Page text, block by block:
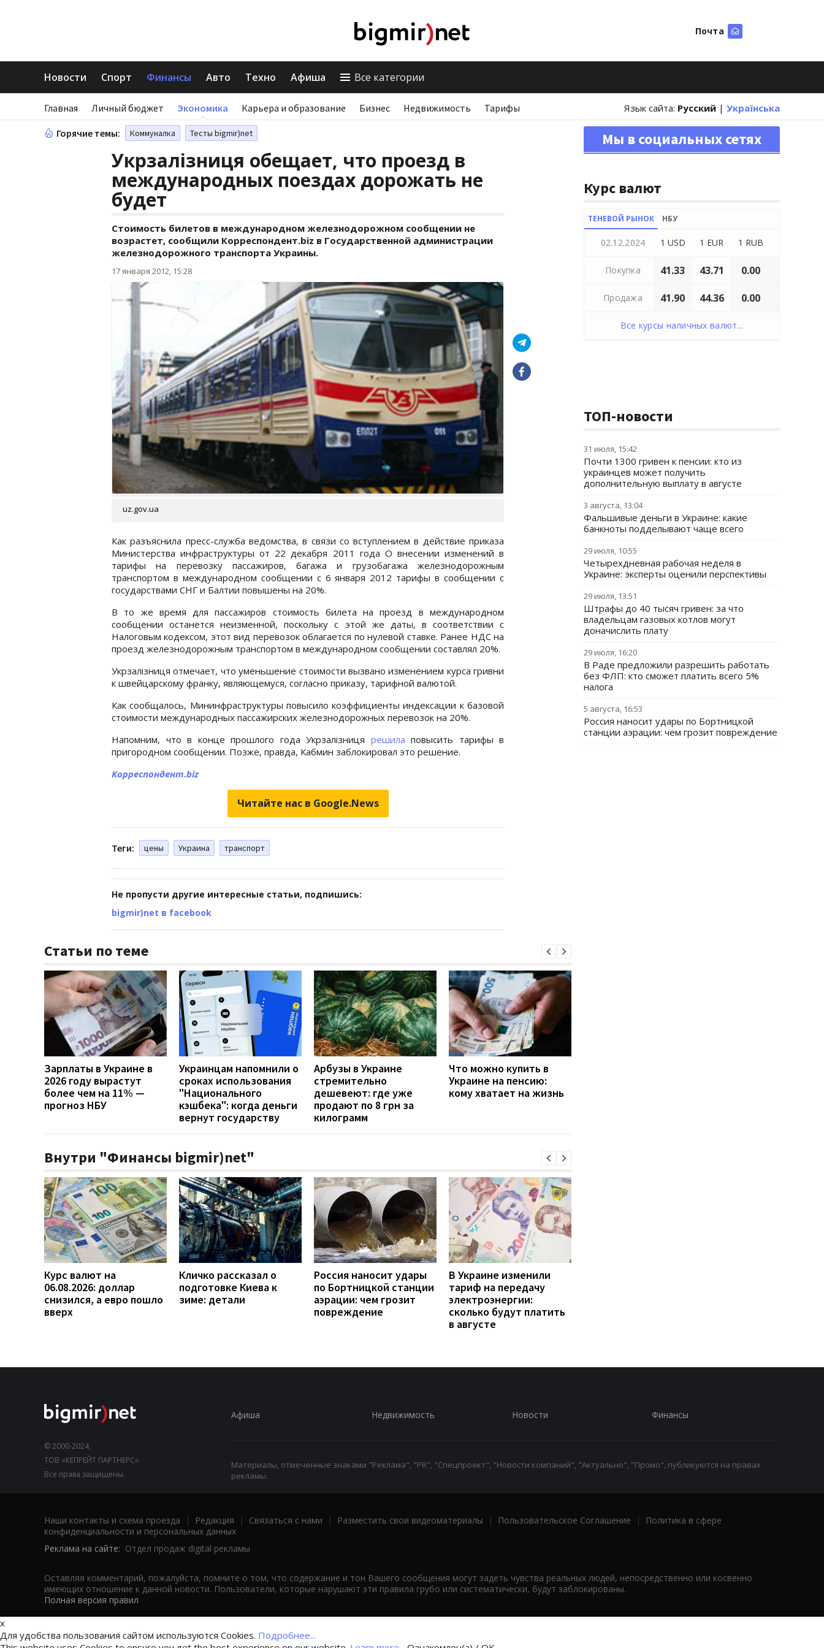
Почта
Новости Спорт Финансы Авто Техно Афиша Все категории
Главная Личный бюджет Экономика Карьера и образование Бизнес Недвижимость Тарифы Язык сайта: Русский | Українська
Горячие темы: Коммуналка Тесты bigmir)net
Укрзалізниця обещает, что проезд в
международных поездах дорожать не
будет
Стоимость билетов в международном железнодорожном сообщении не
возрастет, сообщили Корреспондент.biz в Государственной администрации
железнодорожного транспорта Украины.
17 января 2012, 15:28
uz.gov.ua
Как разъяснила пресс-служба ведомства, в связи со вступлением в действие приказа
Министерства инфраструктуры от 22 декабря 2011 года О внесении изменений в
тарифы на перевозку пассажиров, багажа и грузобагажа железнодорожным
транспортом в международном сообщении с 6 января 2012 тарифы в сообщении с
государствами СНГ и Балтии повышены на 20%.
В то же время для пассажиров стоимость билета на проезд в международном
сообщении останется неизменной, поскольку с этой же даты, в соответствии с
Налоговым кодексом, этот вид перевозок облагается по нулевой ставке. Ранее НДС на
проезд железнодорожным транспортом в международном сообщении составлял 20%.
Укрзалізниця отмечает, что уменьшение стоимости вызвано изменением курса гривни
к швейцарскому франку, являющемуся, согласно приказу, тарифной валютой.
Как сообщалось, Мининфраструктуры повысило коэффициенты индексации к базовой
стоимости международных пассажирских железнодорожных перевозок на 20%.
Напомним, что в конце прошлого года Укрзалізниця решила повысить тарифы в
пригородном сообщении. Позже, правда, Кабмин заблокировал это решение.
Корреспондент.biz
Читайте нас в Google.News
Теги: цены Украина транспорт
Не пропусти другие интересные статьи, подпишись:
bigmir)net в facebook
Статьи по теме
Зарплаты в Украине в
2026 году вырастут
более чем на 11% —
прогноз НБУ
Украинцам напомнили о
сроках использования
"Национального
кэшбека": когда деньги
вернут государству
Арбузы в Украине
стремительно
дешевеют: где уже
продают по 8 грн за
килограмм
Что можно купить в
Украине на пенсию:
кому хватает на жизнь
Внутри "Финансы bigmir)net"
Курс валют на
06.08.2026: доллар
снизился, а евро пошло
вверх
Кличко рассказал о
подготовке Киева к
зиме: детали
Россия наносит удары
по Бортницкой станции
аэрации: чем грозит
повреждение
В Украине изменили
тариф на передачу
электроэнергии:
сколько будут платить
в августе
Мы в социальных сетях
Курс валют
ТЕНЕВОЙ РЫНОК НБУ
02.12.2024 1 USD 1 EUR 1 RUB
Покупка 41.33 43.71 0.00
Продажа 41.90 44.36 0.00
Все курсы наличных валют...
ТОП-новости
31 июля, 15:42
Почти 1300 гривен к пенсии: кто из
украинцев может получить
дополнительную выплату в августе
3 августа, 13:04
Фальшивые деньги в Украине: какие
банкноты подделывают чаще всего
29 июля, 10:55
Четырехдневная рабочая неделя в
Украине: эксперты оценили перспективы
29 июля, 13:51
Штрафы до 40 тысяч гривен: за что
владельцам газовых котлов могут
доначислить плату
29 июля, 16:20
В Раде предложили разрешить работать
без ФЛП: кто сможет платить всего 5%
налога
5 августа, 16:53
Россия наносит удары по Бортницкой
станции аэрации: чем грозит повреждение
© 2000-2024,
ТОВ «КЕПРЕЙТ ПАРТНЕРС».
Все права защищены.
Афиша Недвижимость Новости Финансы
Материалы, отмеченные знаками "Реклама", "PR", "Спецпроект", "Новости компаний", "Актуально", "Промо", публикуются на правах
рекламы.
Наши контакты и схема проезда | Редакция | Связаться с нами | Разместить свои видеоматериалы | Пользовательское Соглашение |
Политика в сфере
конфиденциальности и персональных данных
Реклама на сайте: Отдел продаж digital рекламы
Оставляя комментарий, пожалуйста, помните о том, что содержание и тон Вашего сообщения могут задеть чувства реальных людей, непосредственно или косвенно
имеющих отношение к данной новости. Пользователи, которые нарушают эти правила грубо или систематически, будут заблокированы.
Полная версия правил
x
Для удобства пользования сайтом используются Cookies. Подробнее...